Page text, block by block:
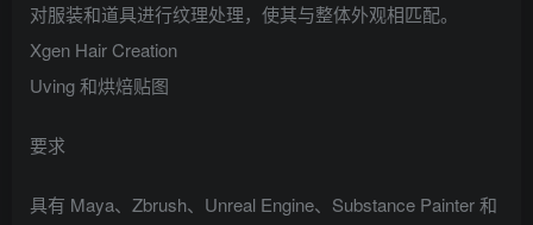
对服装和道具进行纹理处理，使其与整体外观相匹配。
Xgen Hair Creation
Uving 和烘焙贴图
要求
具有 Maya、Zbrush、Unreal Engine、Substance Painter 和